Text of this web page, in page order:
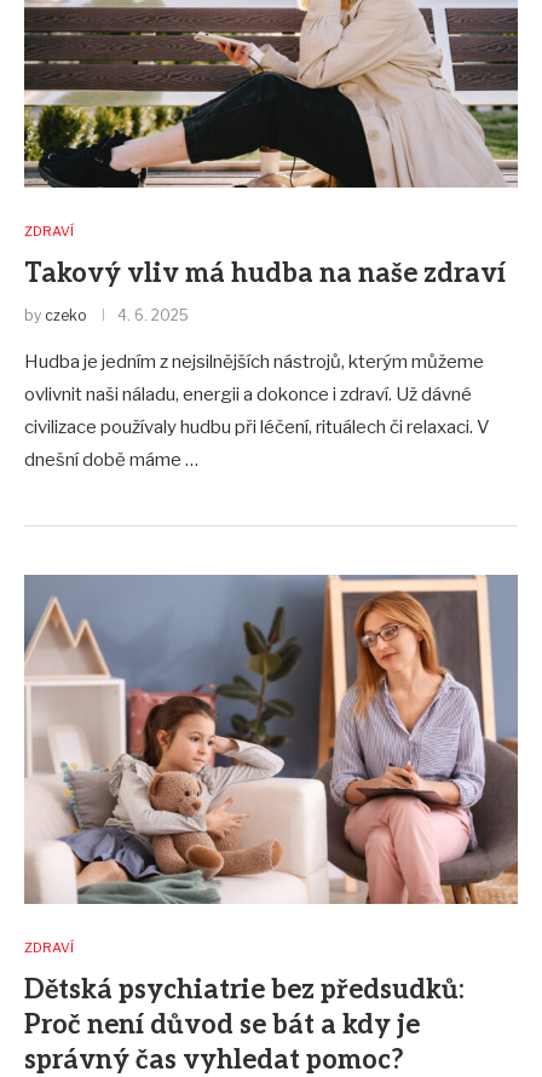
ZDRAVÍ
Takový vliv má hudba na naše zdraví
by czeko 4. 6. 2025
Hudba je jedním z nejsilnějších nástrojů, kterým můžeme
ovlivnit naši náladu, energii a dokonce i zdraví. Už dávné
civilizace používaly hudbu při léčení, rituálech či relaxaci. V
dnešní době máme …
ZDRAVÍ
Dětská psychiatrie bez předsudků:
Proč není důvod se bát a kdy je
správný čas vyhledat pomoc?